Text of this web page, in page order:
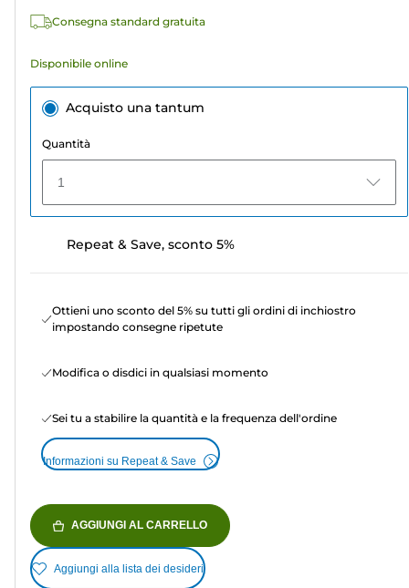
Consegna standard gratuita
Disponibile online
Acquisto una tantum
Quantità
1
Repeat & Save, sconto 5%
Ottieni uno sconto del 5% su tutti gli ordini di inchiostro
impostando consegne ripetute
Modifica o disdici in qualsiasi momento
Sei tu a stabilire la quantità e la frequenza dell'ordine
Informazioni su Repeat & Save
AGGIUNGI AL CARRELLO
Aggiungi alla lista dei desideri